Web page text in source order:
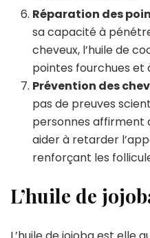
Réparation des
sa capacité à
cheveux, l’huile de
pointes fourchues et
Prévention des
pas de preuves
personnes affirment
aider à retarder
renforçant les
L’huile de